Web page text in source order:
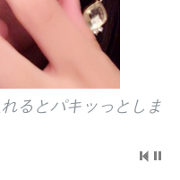
るとパキッっとしま